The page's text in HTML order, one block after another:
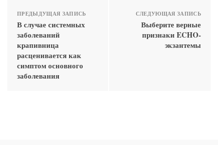
ПРЕДЫДУЩАЯ ЗАПИСЬ
В случае системных
заболеваний
крапивница
расценивается как
симптом основного
заболевания
СЛЕДУЮЩАЯ ЗАПИСЬ
Выберите верные
признаки ECHO-
экзантемы